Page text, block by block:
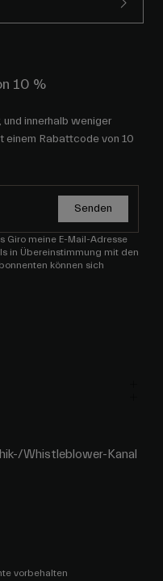
10 %
innerhalb weniger
einem Rabattcode von 10
Senden
Giro meine E-Mail-Adresse
in Übereinstimmung mit den
können sich
Whistleblower-Kanal
vorbehalten